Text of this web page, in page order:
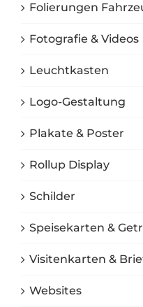
Folierungen
Fotografie & Videos
Leuchtkasten
Logo-Gestaltung
Plakate & Poster
Rollup Display
Schilder
Speisekarten &
Visitenkarten &
Websites